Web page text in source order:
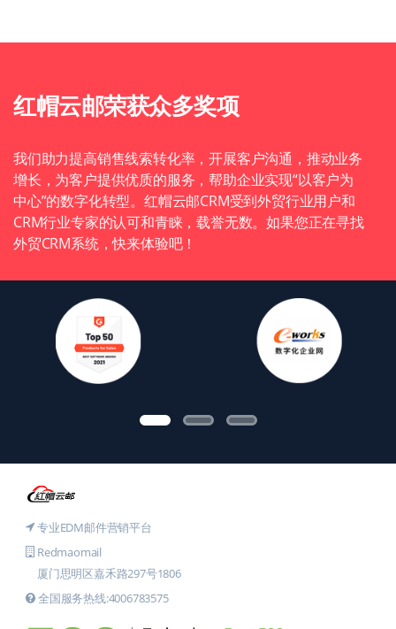
红帽云邮荣获众多奖项
我们助力提高销售线索转化率，开展客户沟通，推动业务
增长，为客户提供优质的服务，帮助企业实现“以客户为
中心”的数字化转型。红帽云邮CRM受到外贸行业用户和
CRM行业专家的认可和青睐，载誉无数。如果您正在寻找
外贸CRM系统，快来体验吧！
专业EDM邮件营销平台
Redmaomail
厦门思明区嘉禾路297号1806
全国服务热线:4006783575